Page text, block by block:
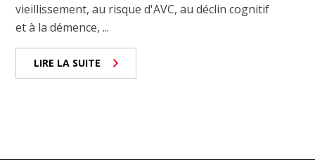
vieillissement, au risque d'AVC, au déclin cognitif
et à la démence, ...
LIRE LA SUITE